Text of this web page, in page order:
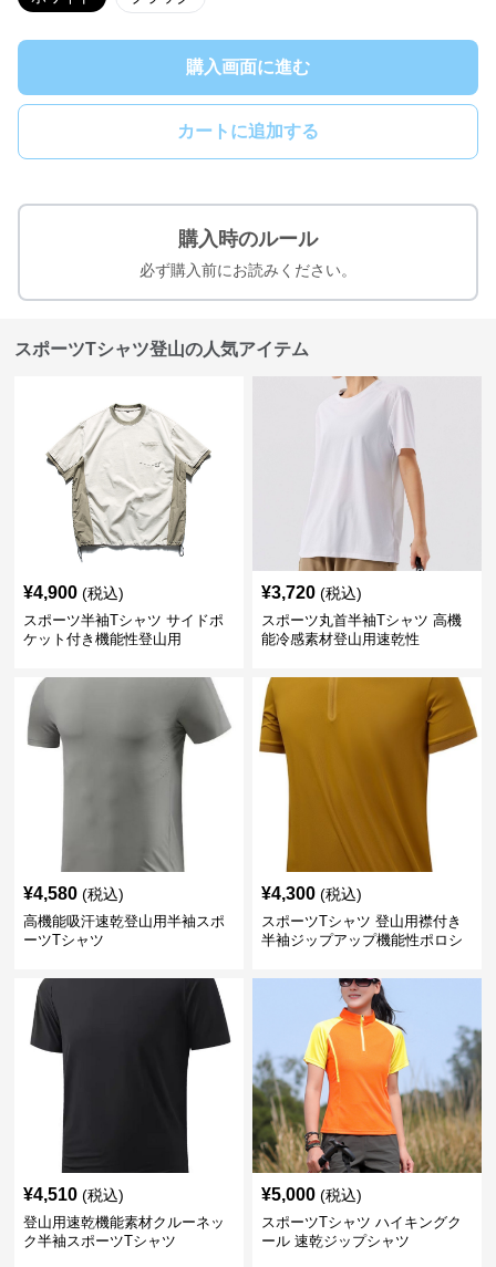
購入画面に進む
カートに追加する
購入時のルール
必ず購入前にお読みください。
スポーツTシャツ登山の人気アイテム
¥4,900 (税込)
スポーツ半袖Tシャツ サイドポ
ケット付き機能性登山用
¥3,720 (税込)
スポーツ丸首半袖Tシャツ 高機
能冷感素材登山用速乾性
¥4,580 (税込)
高機能吸汗速乾登山用半袖スポ
ーツTシャツ
¥4,300 (税込)
スポーツTシャツ 登山用襟付き
半袖ジップアップ機能性ポロシ
¥4,510 (税込)
登山用速乾機能素材クルーネッ
ク半袖スポーツTシャツ
¥5,000 (税込)
スポーツTシャツ ハイキングク
ール 速乾ジップシャツ